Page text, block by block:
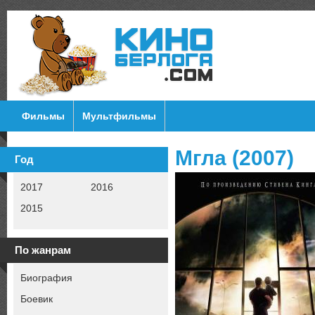
Фильмы Мультфильмы
Год
2017
2016
2015
По жанрам
Биография
Боевик
Мгла (2007)